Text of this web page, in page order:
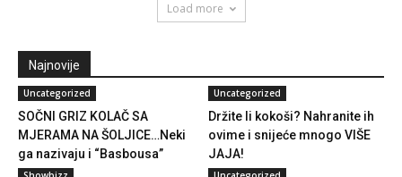
Load more
Najnovije
Uncategorized
SOČNI GRIZ KOLAČ SA
MJERAMA NA ŠOLJICE…Neki
ga nazivaju i “Basbousa”
Uncategorized
Držite li kokoši? Nahranite ih
ovime i snijeće mnogo VIŠE
JAJA!